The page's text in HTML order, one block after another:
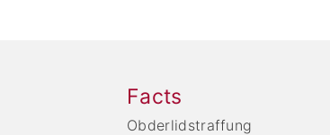
Facts
Obderlidstraffung